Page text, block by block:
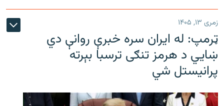
زمری ۱۳, ۱۴۰۵
ټرمپ: له ایران سره خبرې روانې دي
ښايي د هرمز تنګی ترسبا بېرته
پرانیستل شي